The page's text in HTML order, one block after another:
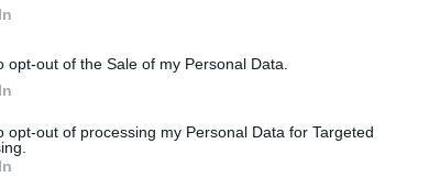
opt-out of the Sale of my Personal Data.
opt-out of processing my Personal Data for Targeted
για την συνολική υγεία, αλλά και για εκείνη των
πρωινό το πιο σημαντικό